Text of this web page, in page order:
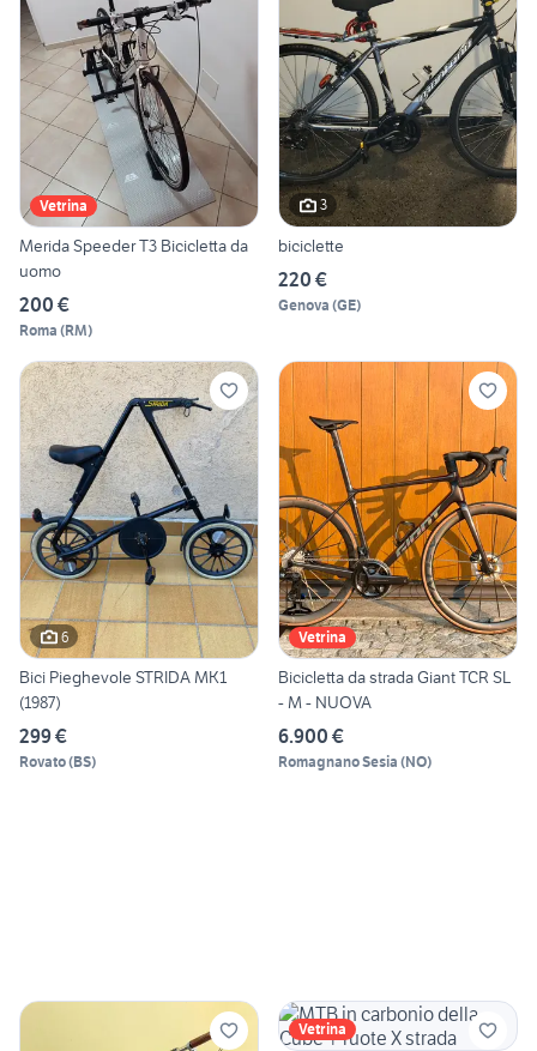
Vetrina
Merida Speeder T3 Bicicletta da
uomo
200 €
Roma (RM)
3
biciclette
220 €
Genova (GE)
6
Bici Pieghevole STRIDA MK1
(1987)
299 €
Rovato(BS)
Vetrina
Bicicletta da strada Giant TCR SL
- M - NUOVA
6.900 €
Romagnano Sesia (NO)
Vetrina